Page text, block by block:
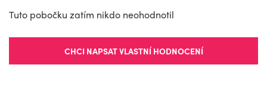
Tuto pobočku zatím nikdo neohodnotil
CHCI NAPSAT VLASTNÍ HODNOCENÍ